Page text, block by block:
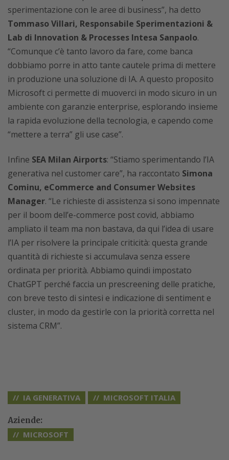
sperimentazione con le aree di business”, ha detto
Tommaso Villari, Responsabile Sperimentazioni &
Lab di Innovation & Processes Intesa Sanpaolo.
“Comunque c’è tanto lavoro da fare, come banca
dobbiamo porre in atto tante cautele prima di mettere
in produzione una soluzione di IA. A questo proposito
Microsoft ci permette di muoverci in modo sicuro in un
ambiente con garanzie enterprise, esplorando insieme
la rapida evoluzione della tecnologia, e capendo come
“mettere a terra” gli use case”.
Infine SEA Milan Airports: “Stiamo sperimentando l’IA
generativa nel customer care”, ha raccontato Simona
Cominu, eCommerce and Consumer Websites
Manager. “Le richieste di assistenza si sono impennate
per il boom dell’e-commerce post covid, abbiamo
ampliato il team ma non bastava, da qui l’idea di usare
l’IA per risolvere la principale criticità: questa grande
quantità di richieste si accumulava senza essere
ordinata per priorità. Abbiamo quindi impostato
ChatGPT perché faccia un prescreening delle pratiche,
con breve testo di sintesi e indicazione di sentiment e
cluster, in modo da gestirle con la priorità corretta nel
sistema CRM”.
IA GENERATIVA MICROSOFT ITALIA
Aziende:
MICROSOFT